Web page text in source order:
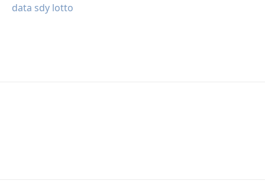
data sdy lotto